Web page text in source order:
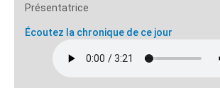
Présentatrice
Écoutez la chronique de ce jour